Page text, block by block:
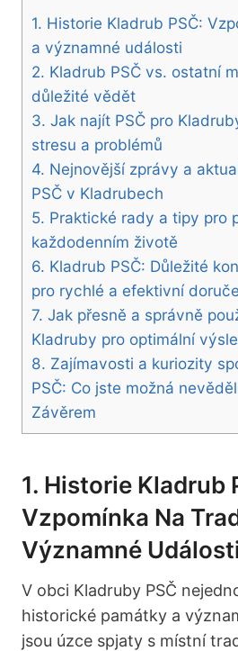
1. Historie Kladrub PSČ:
a významné události
2. Kladrub PSČ vs. ostatní
důležité vědět
3. Jak najít PSČ pro
stresu a problémů
4. Nejnovější zprávy a
PSČ v Kladrubech
5. Praktické rady a tipy pro
každodenním životě
6. Kladrub PSČ: Důležité
pro rychlé a efektivní
7. Jak přesně a správně
Kladruby pro optimální
8. Zajímavosti a kuriozity
PSČ: Co jste možná
Závěrem
1. Historie Kladrub
Vzpomínka Na
Významné
V obci Kladruby PSČ
historické památky a
jsou úzce spjaty s místní